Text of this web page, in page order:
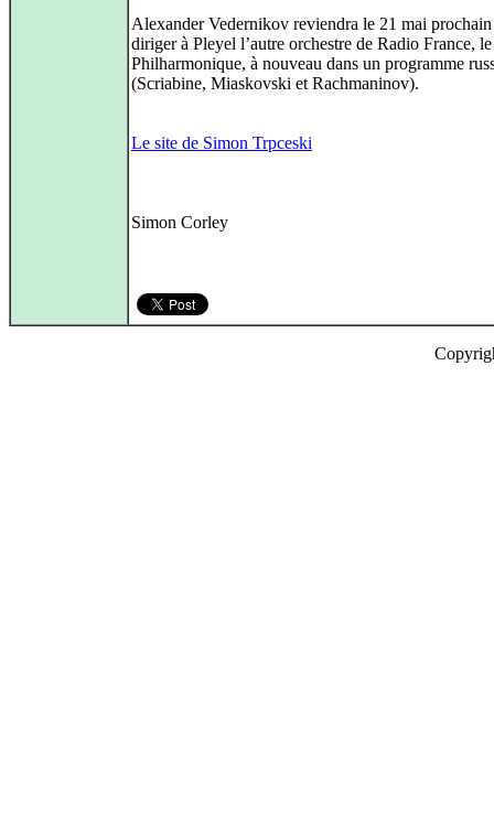
Alexander Vedernikov reviendra le 21 mai
diriger à Pleyel l’autre orchestre de Radio France, le
Philharmonique, à nouveau dans un programme
(Scriabine, Miaskovski et Rachmaninov).
Le site de Simon Trpceski
Simon Corley